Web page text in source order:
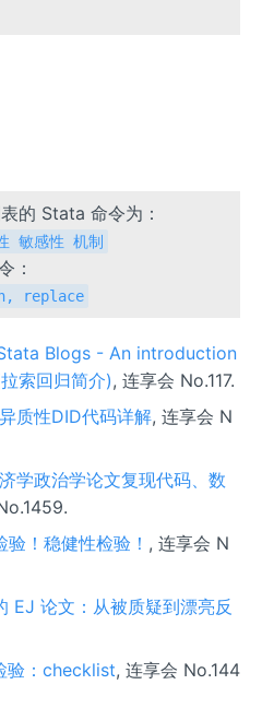
的 Stata 命令为：
敏感性 机制
：
replace
Blogs - An introduction
索回归简介), 连享会 No.117.
质性DID代码详解, 连享会 N
学政治学论文复现代码、数
验！稳健性检验！ , 连享会 N
EJ 论文：从被质疑到漂亮反
验：checklist, 连享会 No.144